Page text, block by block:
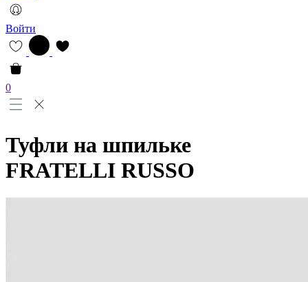
Войти
0
Туфли на шпильке
FRATELLI RUSSO